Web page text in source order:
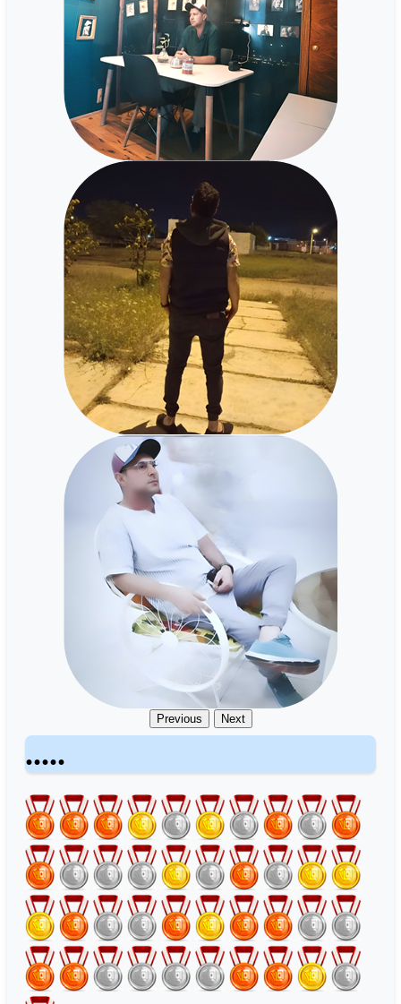
Previous Next
.....